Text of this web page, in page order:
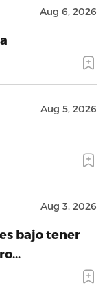
Aug 6, 2026
Aug 5, 2026
Aug 3, 2026
bajo tener